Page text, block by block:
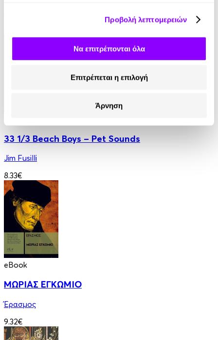
Προβολή λεπτομερειών
Να επιτρέπονται όλα
Επιτρέπεται η επιλογή
Άρνηση
33 1/3 Beach Boys – Pet Sounds
Jim Fusilli
8.33€
eBook
ΜΩΡΙΑΣ ΕΓΚΩΜΙΟ
Έρασμος
9.32€